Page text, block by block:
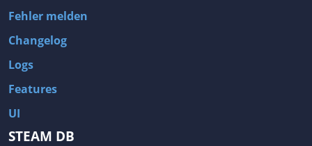
Fehler melden
Changelog
Logs
Features
UI
STEAM DB